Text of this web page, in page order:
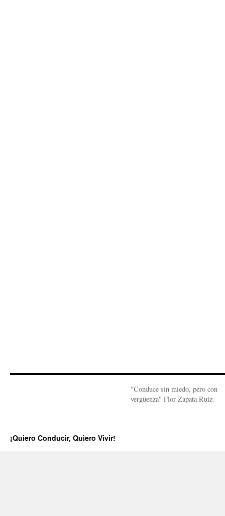
"Conduce sin miedo, pero con
vergüenza" Flor Zapata Ruiz.
¡Quiero Conducir, Quiero Vivir!